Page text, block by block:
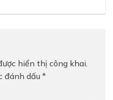
hiển thị công khai.
đánh dấu *